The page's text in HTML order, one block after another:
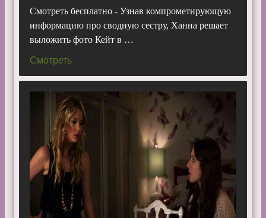
Смотреть бесплатно - Узнав компрометирующую
информацию про сводную сестру, Ханна решает
выложить фото Кейт в …
Смотреть